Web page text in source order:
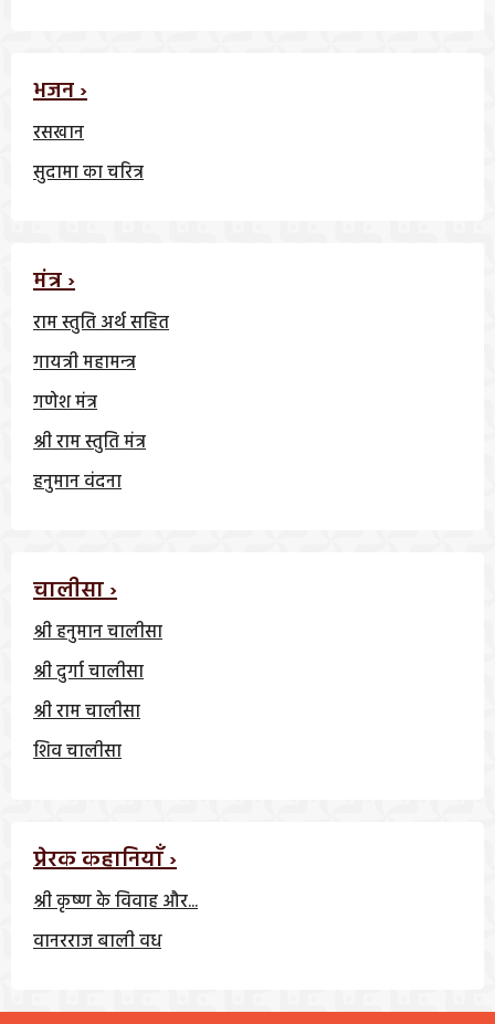
भजन ›
रसखान
सुदामा का चरित्र
मंत्र ›
राम स्तुति अर्थ सहित
गायत्री महामन्त्र
गणेश मंत्र
श्री राम स्तुति मंत्र
हनुमान वंदना
चालीसा ›
श्री हनुमान चालीसा
श्री दुर्गा चालीसा
श्री राम चालीसा
शिव चालीसा
प्रेरक कहानियाँ ›
श्री कृष्ण के विवाह और...
वानरराज बाली वध